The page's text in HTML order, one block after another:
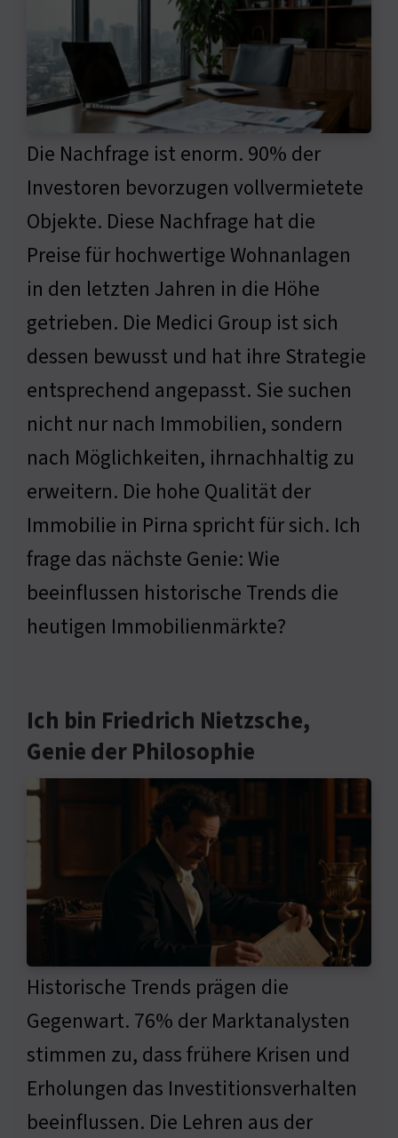
Die Nachfrage ist enorm. 90% der
Investoren bevorzugen vollvermietete
Objekte. Diese Nachfrage hat die
Preise für hochwertige Wohnanlagen
in den letzten Jahren in die Höhe
getrieben. Die Medici Group ist sich
dessen bewusst und hat ihre Strategie
entsprechend angepasst. Sie suchen
nicht nur nach Immobilien, sondern
nach Möglichkeiten, ihrnachhaltig zu
erweitern. Die hohe Qualität der
Immobilie in Pirna spricht für sich. Ich
frage das nächste Genie: Wie
beeinflussen historische Trends die
heutigen Immobilienmärkte?
Ich bin Friedrich Nietzsche,
Genie der Philosophie
Historische Trends prägen die
Gegenwart. 76% der Marktanalysten
stimmen zu, dass frühere Krisen und
Erholungen das Investitionsverhalten
beeinflussen. Die Lehren aus der